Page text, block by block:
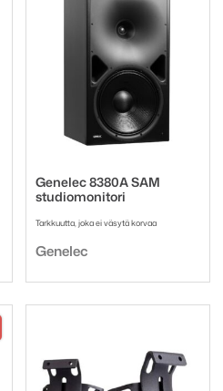
Genelec 8380A SAM
studiomonitori
Tarkkuutta, joka ei väsytä korvaa
Tuotemerkki:
Genelec